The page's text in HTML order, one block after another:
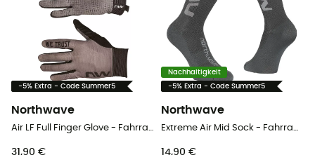
-5% Extra - Code Summer5
Northwave
31,90 €
Nachhaltigkeit
-5% Extra - Code Summer5
Northwave
14,90 €